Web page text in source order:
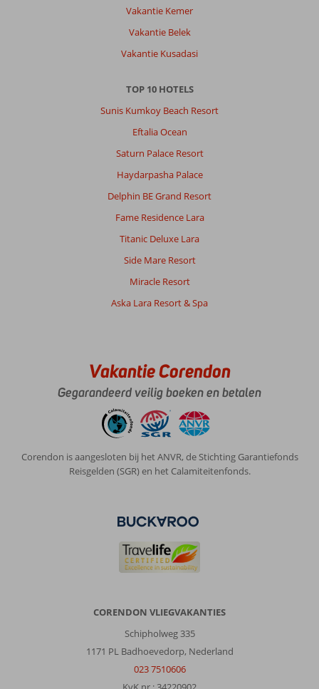
Vakantie Kemer
Vakantie Belek
Vakantie Kusadasi
TOP 10 HOTELS
Sunis Kumkoy Beach Resort
Eftalia Ocean
Saturn Palace Resort
Haydarpasha Palace
Delphin BE Grand Resort
Fame Residence Lara
Titanic Deluxe Lara
Side Mare Resort
Miracle Resort
Aska Lara Resort & Spa
Vakantie Corendon
Gegarandeerd veilig boeken en betalen
Corendon is aangesloten bij het ANVR, de Stichting Garantiefonds
Reisgelden (SGR) en het Calamiteitenfonds.
CORENDON VLIEGVAKANTIES
Schipholweg 335
1171 PL Badhoevedorp, Nederland
023 7510606